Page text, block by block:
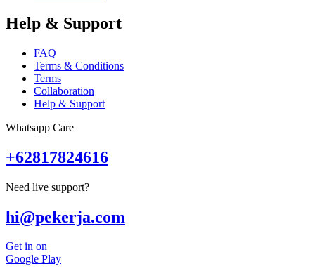
Help & Support
FAQ
Terms & Conditions
Terms
Collaboration
Help & Support
Whatsapp Care
+62817824616
Need live support?
hi@pekerja.com
Get in on
Google Play